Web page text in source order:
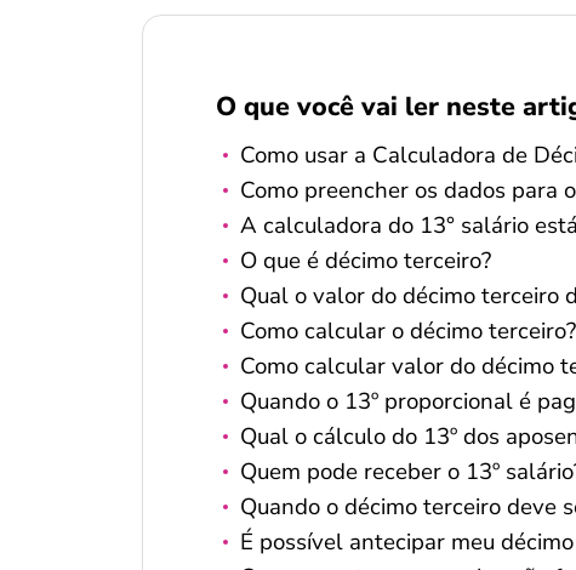
O que você vai ler neste
Como usar a Calculadora de
Como preencher os dados para
A calculadora do 13° salário
O que é décimo terceiro?
Qual o valor do décimo terceiro
Como calcular o décimo terceiro?
Como calcular valor do décimo
Quando o 13º proporcional é
Qual o cálculo do 13º dos
Quem pode receber o 13º
Quando o décimo terceiro deve
É possível antecipar meu